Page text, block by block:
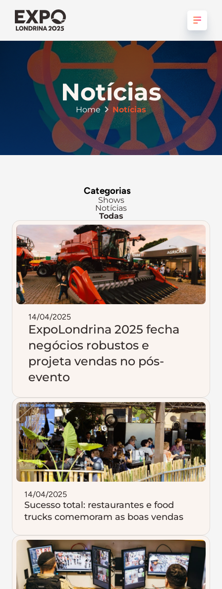
Notícias
Home Notícias
Categorias
Shows
Notícias
Todas
14/04/2025
ExpoLondrina 2025 fecha
negócios robustos e
projeta vendas no pós-
evento
14/04/2025
Sucesso total: restaurantes e food
trucks comemoram as boas vendas